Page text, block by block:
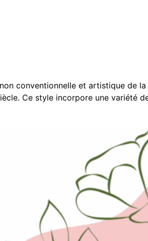
conventionnelle et artistique de la
Ce style incorpore une variété